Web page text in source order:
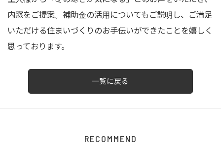
内窓をご提案。補助金の活用についてもご説明し、ご満足
いただける住まいづくりのお手伝いができたことを嬉しく
思っております。
一覧に戻る
RECOMMEND